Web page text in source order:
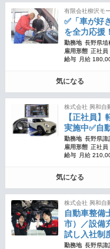
有限会社柳沢モ
✅「車が好
を全力応援
勤務地 長野県埴
雇用形態 正社員
給与
月給
気になる
株式会社 興和自
【正社員
実施中✅自
勤務地 長野県諏
雇用形態 正社員
給与
月給
気になる
株式会社 興和自
自動車整備
市）／設備
試し入社制
勤務地 長野県諏